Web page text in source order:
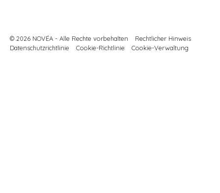
© 2026 NOVÉA - Alle Rechte vorbehalten
Rechtlicher Hinweis
Datenschutzrichtlinie
Cookie-Richtlinie Cookie-Verwaltung